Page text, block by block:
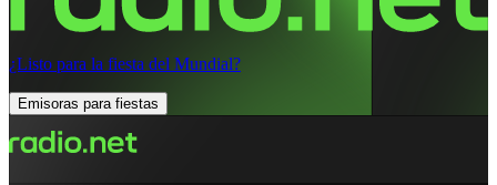
¿Listo para la fiesta del Mundial?
Emisoras para fiestas